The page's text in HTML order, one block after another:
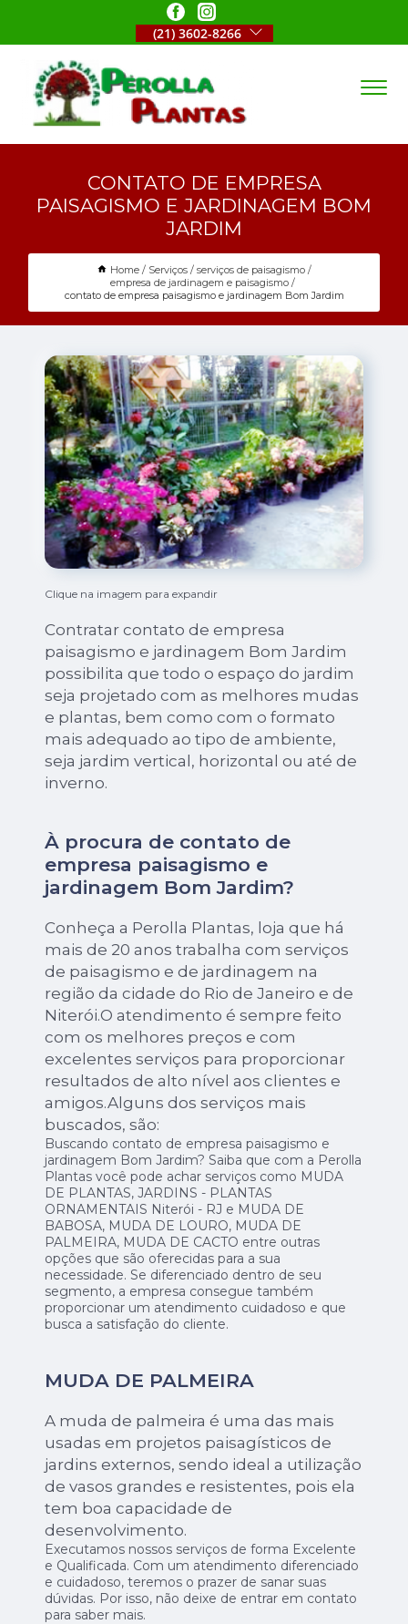
(21) 3602-8266
CONTATO DE EMPRESA
PAISAGISMO E JARDINAGEM BOM
JARDIM
Home Serviços
serviços de paisagismo
empresa de jardinagem e paisagismo
contato de empresa paisagismo e jardinagem Bom Jardim
Clique na imagem para expandir
Contratar contato de empresa
paisagismo e jardinagem Bom Jardim
possibilita que todo o espaço do jardim
seja projetado com as melhores mudas
e plantas, bem como com o formato
mais adequado ao tipo de ambiente,
seja jardim vertical, horizontal ou até de
inverno.
À procura de contato de
empresa paisagismo e
jardinagem Bom Jardim?
Conheça a Perolla Plantas, loja que há
mais de 20 anos trabalha com serviços
de paisagismo e de jardinagem na
região da cidade do Rio de Janeiro e de
Niterói.O atendimento é sempre feito
com os melhores preços e com
excelentes serviços para proporcionar
resultados de alto nível aos clientes e
amigos.Alguns dos serviços mais
buscados, são:
Buscando contato de empresa paisagismo e
jardinagem Bom Jardim? Saiba que com a Perolla
Plantas você pode achar serviços como MUDA
DE PLANTAS, JARDINS - PLANTAS
ORNAMENTAIS Niterói - RJ e MUDA DE
BABOSA, MUDA DE LOURO, MUDA DE
PALMEIRA, MUDA DE CACTO entre outras
opções que são oferecidas para a sua
necessidade. Se diferenciado dentro de seu
segmento, a empresa consegue também
proporcionar um atendimento cuidadoso e que
busca a satisfação do cliente.
MUDA DE PALMEIRA
A muda de palmeira é uma das mais
usadas em projetos paisagísticos de
jardins externos, sendo ideal a utilização
de vasos grandes e resistentes, pois ela
tem boa capacidade de
desenvolvimento.
Executamos nossos serviços de forma Excelente
e Qualificada. Com um atendimento diferenciado
e cuidadoso, teremos o prazer de sanar suas
dúvidas. Por isso, não deixe de entrar em contato
para saber mais.